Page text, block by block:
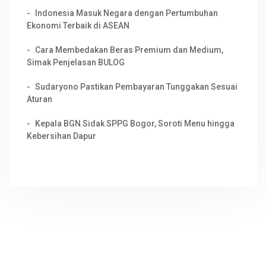
Indonesia Masuk Negara dengan Pertumbuhan
Ekonomi Terbaik di ASEAN
Cara Membedakan Beras Premium dan Medium,
Simak Penjelasan BULOG
Sudaryono Pastikan Pembayaran Tunggakan Sesuai
Aturan
Kepala BGN Sidak SPPG Bogor, Soroti Menu hingga
Kebersihan Dapur